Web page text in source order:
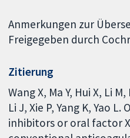
Anmerkungen zur
Freigegeben durch
Zitierung
Wang X, Ma Y, Hui X, Li
Li J, Xie P, Yang K, Yao
inhibitors or oral factor